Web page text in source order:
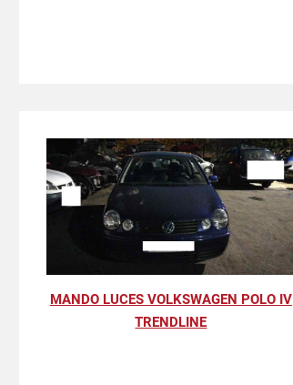
MANDO LUCES VOLKSWAGEN POLO IV
TRENDLINE